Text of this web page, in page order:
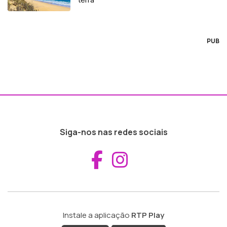
PUB
Siga-nos nas redes sociais
Aceder ao
Instale a aplicação RTP Play